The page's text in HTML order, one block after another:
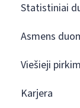
Statistiniai
Asmens
Viešieji
Karjera